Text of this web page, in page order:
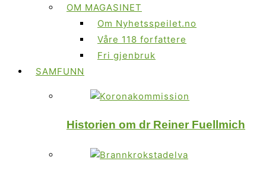
OM MAGASINET
Om Nyhetsspeilet.no
Våre 118 forfattere
Fri gjenbruk
SAMFUNN
Historien om dr Reiner Fuellmich